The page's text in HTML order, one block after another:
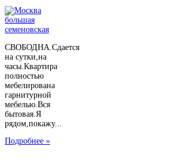
СВОБОДНА.Сдается
на сутки,на
часы.Квартира
полностью
мебелирована
гарнитурной
мебелью.Вся
бытовая.Я
рядом,покажу...
Подробнее »